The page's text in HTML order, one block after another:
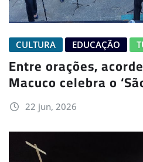
CULTURA EDUCAÇÃO
Entre orações,
Macuco celebra o
22 jun, 2026